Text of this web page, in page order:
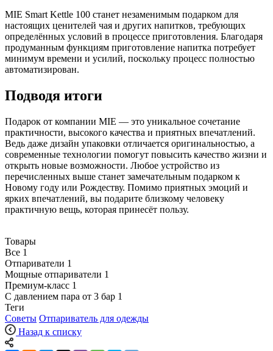
MIE Smart Kettle 100 станет незаменимым подарком для
настоящих ценителей чая и других напитков, требующих
определённых условий в процессе приготовления. Благодаря
продуманным функциям приготовление напитка потребует
минимум времени и усилий, поскольку процесс полностью
автоматизирован.
Подводя итоги
Подарок от компании MIE — это уникальное сочетание
практичности, высокого качества и приятных впечатлений.
Ведь даже дизайн упаковки отличается оригинальностью, а
современные технологии помогут повысить качество жизни и
открыть новые возможности. Любое устройство из
перечисленных выше станет замечательным подарком к
Новому году или Рождеству. Помимо приятных эмоций и
ярких впечатлений, вы подарите близкому человеку
практичную вещь, которая принесёт пользу.
Товары
Все 1
Отпариватели 1
Мощные отпариватели 1
Премиум-класс 1
С давлением пара от 3 бар 1
Теги
Советы Отпариватель для одежды
Назад к списку